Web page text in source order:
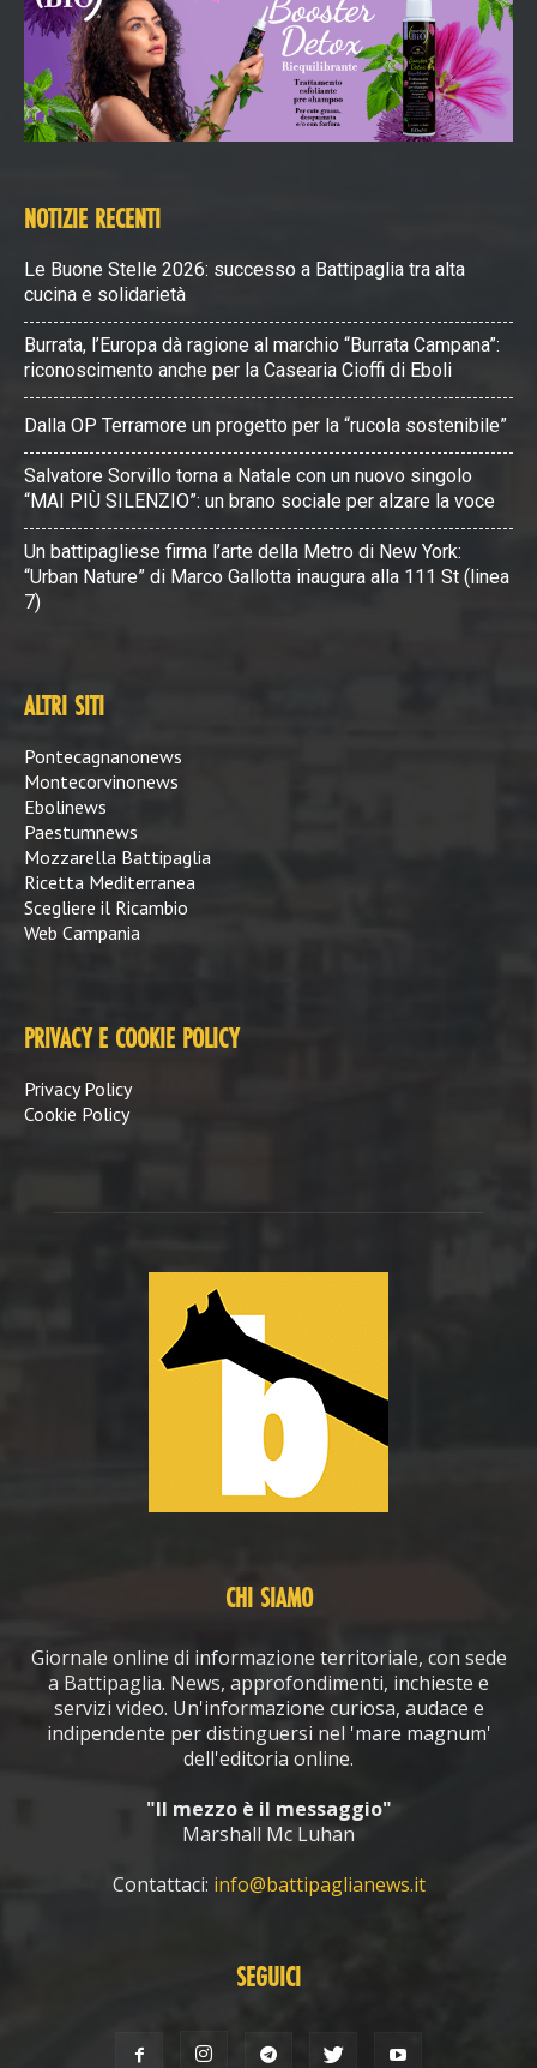
NOTIZIE RECENTI
Le Buone Stelle 2026: successo a Battipaglia tra alta
cucina e solidarietà
Burrata, l’Europa dà ragione al marchio “Burrata Campana”:
riconoscimento anche per la Casearia Cioffi di Eboli
Dalla OP Terramore un progetto per la “rucola sostenibile”
Salvatore Sorvillo torna a Natale con un nuovo singolo
“MAI PIÙ SILENZIO”: un brano sociale per alzare la voce
Un battipagliese firma l’arte della Metro di New York:
“Urban Nature” di Marco Gallotta inaugura alla 111 St (linea
7)
ALTRI SITI
Pontecagnanonews
Montecorvinonews
Ebolinews
Paestumnews
Mozzarella Battipaglia
Ricetta Mediterranea
Scegliere il Ricambio
Web Campania
PRIVACY E COOKIE POLICY
Privacy Policy
Cookie Policy
CHI SIAMO
Giornale online di informazione territoriale, con sede
a Battipaglia. News, approfondimenti, inchieste e
servizi video. Un'informazione curiosa, audace e
indipendente per distinguersi nel 'mare magnum'
dell'editoria online.
"Il mezzo è il messaggio"
Marshall Mc Luhan
Contattaci: info@battipaglianews.it
SEGUICI